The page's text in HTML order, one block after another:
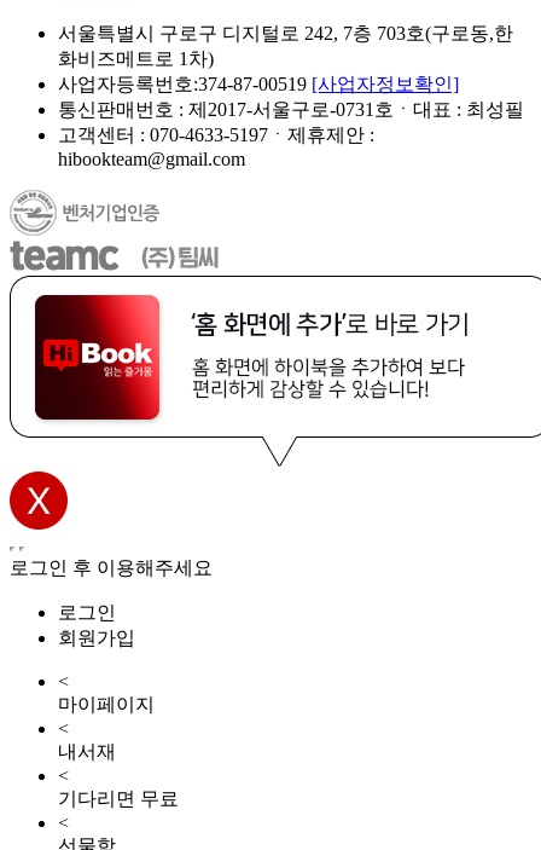
서울특별시 구로구 디지털로 242, 7층 703호(구로동,한
화비즈메트로 1차)
사업자등록번호:374-87-00519 [사업자정보확인]
통신판매번호 : 제2017-서울구로-0731호ㆍ대표 : 최성필
고객센터 : 070-4633-5197ㆍ제휴제안 :
hibookteam@gmail.com
로그인 후 이용해주세요
로그인
회원가입
<
마이페이지
<
내서재
<
기다리면 무료
<
선물함